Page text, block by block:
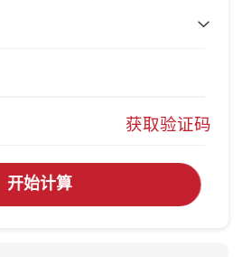
获取验证码
开始计算